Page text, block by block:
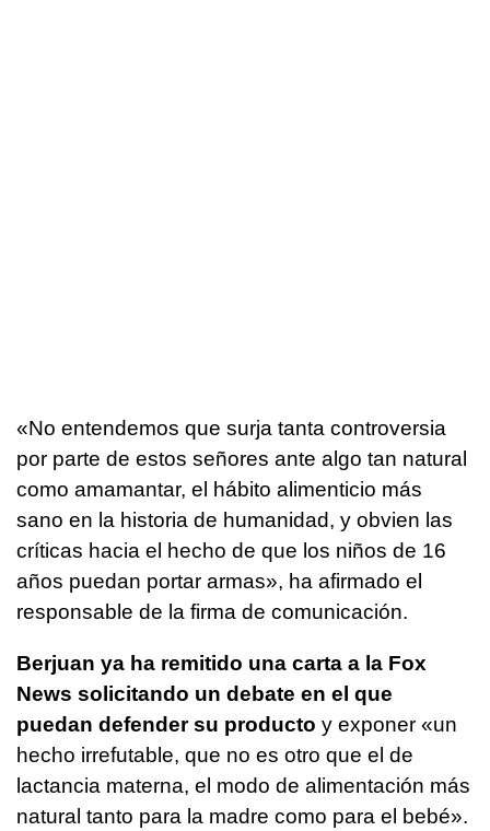
«No entendemos que surja tanta controversia
por parte de estos señores ante algo tan natural
como amamantar, el hábito alimenticio más
sano en la historia de humanidad, y obvien las
críticas hacia el hecho de que los niños de 16
años puedan portar armas», ha afirmado el
responsable de la firma de comunicación.
Berjuan ya ha remitido una carta a la Fox
News solicitando un debate en el que
puedan defender su producto y exponer «un
hecho irrefutable, que no es otro que el de
lactancia materna, el modo de alimentación más
natural tanto para la madre como para el bebé».